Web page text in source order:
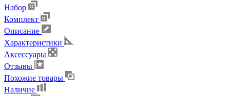
Набор
Комплект
Описание
Характеристики
Аксессуары
Отзывы
Похожие товары
Наличие